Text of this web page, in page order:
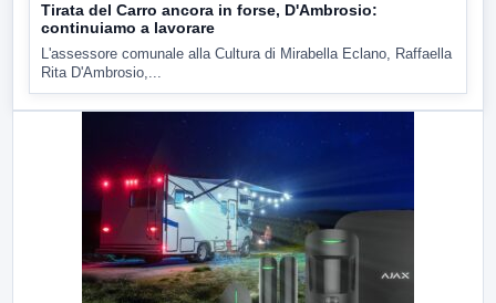
Tirata del Carro ancora in forse, D'Ambrosio:
continuiamo a lavorare
L'assessore comunale alla Cultura di Mirabella Eclano, Raffaella
Rita D'Ambrosio,...